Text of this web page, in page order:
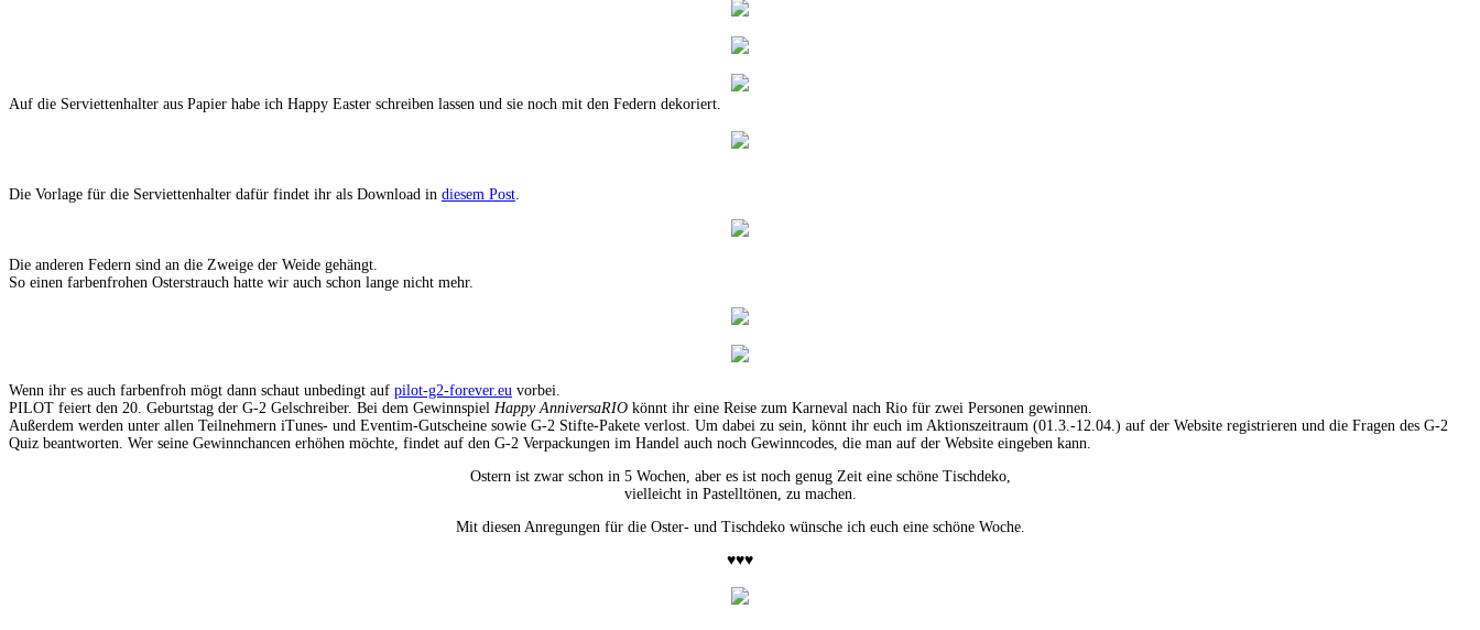
Auf die Serviettenhalter aus Papier habe ich Happy Easter schreiben lassen und sie noch mit den Federn dekoriert.
Die Vorlage für die Serviettenhalter dafür findet ihr als Download in diesem Post
Die anderen Federn sind an die Zweige der Weide gehängt.
So einen farbenfrohen Osterstrauch hatte wir auch schon lange nicht mehr.
Wenn ihr es auch farbenfroh mögt dann schaut unbedingt auf pilot-g2-forever.eu vorbei.
PILOT feiert den 20. Geburtstag der G-2 Gelschreiber. Bei dem Gewinnspiel Happy AnniversaRIO könnt ihr eine Reise zum Karneval nach Rio für zwei Personen gewinnen.
Außerdem werden unter allen Teilnehmern iTunes- und Eventim-Gutscheine sowie G-2 Stifte-Pakete verlost. Um dabei zu sein, könnt ihr euch im Aktionszeitraum (01.3.-12.04.) auf der Website registrieren und die Fragen des G-2
Quiz beantworten. Wer seine Gewinnchancen erhöhen möchte, findet auf den G-2 Verpackungen im Handel auch noch Gewinncodes, die man auf der Website eingeben kann.
Ostern ist zwar schon in 5 Wochen, aber es ist noch genug Zeit eine schöne Tischdeko,
vielleicht in Pastelltönen, zu machen.
Mit diesen Anregungen für die Oster- und Tischdeko wünsche ich euch eine schöne Woche.
♥♥♥